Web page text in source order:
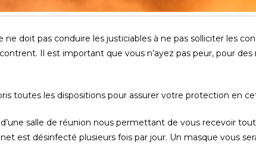
ne doit pas conduire les justiciables à ne pas solliciter les
Il est important que vous n’ayez pas peur, pour
toutes les dispositions pour assurer votre protection en
salle de réunion nous permettant de vous recevoir
est désinfecté plusieurs fois par jour. Un masque vous